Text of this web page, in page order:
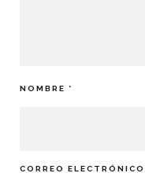
NOMBRE *
CORREO ELECTRÓNICO